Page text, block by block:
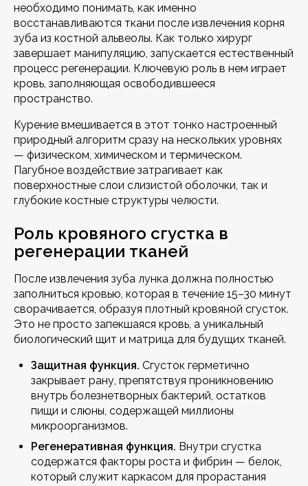
необходимо понимать, как именно
восстанавливаются ткани после извлечения корня
зуба из костной альвеолы. Как только хирург
завершает манипуляцию, запускается естественный
процесс регенерации. Ключевую роль в нем играет
кровь, заполняющая освободившееся
пространство.
Курение вмешивается в этот тонко настроенный
природный алгоритм сразу на нескольких уровнях
— физическом, химическом и термическом.
Пагубное воздействие затрагивает как
поверхностные слои слизистой оболочки, так и
глубокие костные структуры челюсти.
Роль кровяного сгустка в
регенерации тканей
После извлечения зуба лунка должна полностью
заполниться кровью, которая в течение 15–30 минут
сворачивается, образуя плотный кровяной сгусток.
Это не просто запекшаяся кровь, а уникальный
биологический щит и матрица для будущих тканей.
Защитная функция. Сгусток герметично
закрывает рану, препятствуя проникновению
внутрь болезнетворных бактерий, остатков
пищи и слюны, содержащей миллионы
микроорганизмов.
Регенеративная функция. Внутри сгустка
содержатся факторы роста и фибрин — белок,
который служит каркасом для прорастания